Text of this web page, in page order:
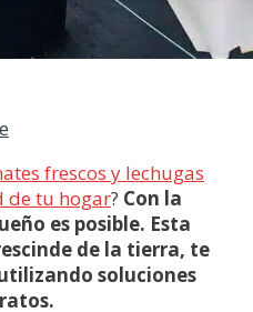
frescos y lechugas
de tu hogar? Con la
es posible. Esta
de la tierra, te
soluciones